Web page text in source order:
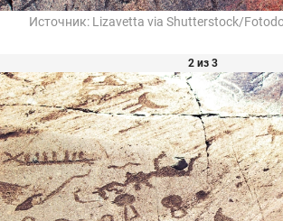
Источник: Lizavetta via Shutterstock/
2 из 3